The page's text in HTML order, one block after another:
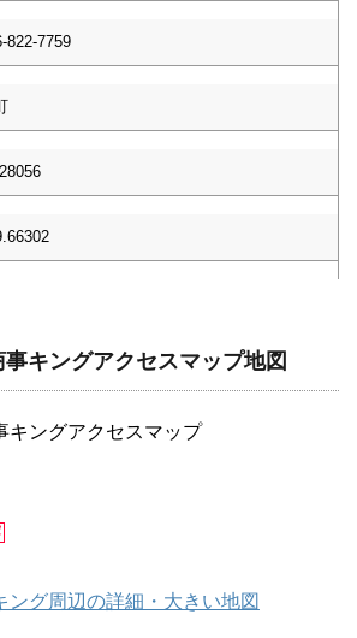
822-7759
キングアクセスマップ地図
ング周辺の詳細・大きい地図